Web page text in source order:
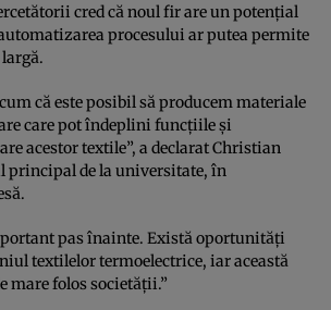
cred că noul fir are un potențial
procesului ar putea permite
că este posibil să producem materiale
care pot îndeplini funcțiile și
acestor textile”, a declarat Christian
principal de la universitate, în
pas înainte. Există oportunități
textilelor termoelectrice, iar această
mare folos societății.”